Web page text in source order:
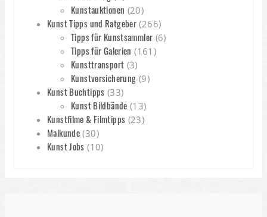
Kunstauktionen (20)
Kunst Tipps und Ratgeber (266)
Tipps für Kunstsammler (6)
Tipps für Galerien (161)
Kunsttransport (3)
Kunstversicherung (9)
Kunst Buchtipps (33)
Kunst Bildbände (13)
Kunstfilme & Filmtipps (23)
Malkunde (30)
Kunst Jobs (10)